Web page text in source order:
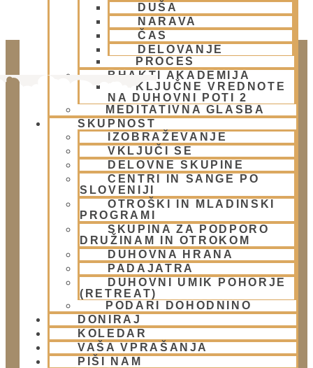
DUŠA
NARAVA
ČAS
DELOVANJE
PROCES
BHAKTI AKADEMIJA
KLJUČNE VREDNOTE
NA DUHOVNI POTI 2
MEDITATIVNA GLASBA
SKUPNOST
IZOBRAŽEVANJE
VKLJUČI SE
DELOVNE SKUPINE
CENTRI IN SANGE PO
SLOVENIJI
OTROŠKI IN MLADINSKI
PROGRAMI
SKUPINA ZA PODPORO
DRUŽINAM IN OTROKOM
DUHOVNA HRANA
PADAJATRA
DUHOVNI UMIK POHORJE
(RETREAT)
PODARI DOHODNINO
DONIRAJ
KOLEDAR
VAŠA VPRAŠANJA
PIŠI NAM
Klikni gumb spodaj.
Doniraj
Obišči nas
Lokacija
Urnik templja
Nedeljsko srečanje
Parkiranje
Politika zasebnosti